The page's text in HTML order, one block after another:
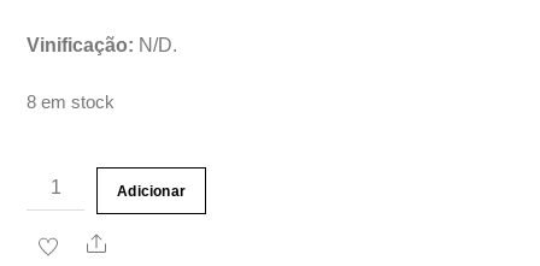
Vinificação: N/D.
8 em stock
Quantidade
de
Porto
Adicionar
Share